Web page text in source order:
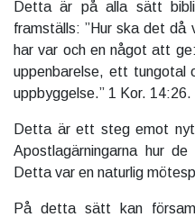
Detta är på alla sätt
framställs: ”Hur ska det då
har var och en något att
uppenbarelse, ett tungotal
uppbyggelse.” 1 Kor. 14:26.
Detta är ett steg emot
Apostlagärningarna hur
Detta var en naturlig
På detta sätt kan